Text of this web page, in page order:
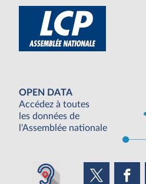
OPEN DATA
Accédez à toutes
les données de
l'Assemblée nationale